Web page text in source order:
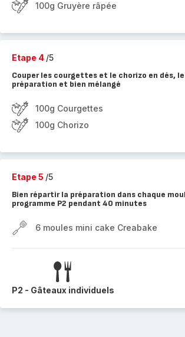
100g Gruyère râpée
Etape 4 /5
Couper les courgettes et le chorizo en dés,
préparation et bien mélangé
100g Courgettes
100g Chorizo
Etape 5 /5
Bien répartir la préparation dans chaque
programme P2 pendant 40 minutes
6 moules mini cake Creabake
P2 - Gâteaux individuels